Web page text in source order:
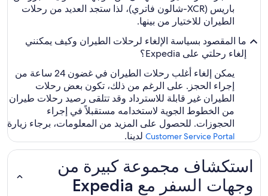
باريس (XCR-شالون فاتري)، لذا ستجد العديد من رحلات
الطيران للاختيار من بينها.
ما المقصود بسياسة الإلغاء لرحلات الطيران وكيف يمكنني
إلغاء رحلتي على Expedia؟
يمكن إلغاء أغلب رحلات الطيران في غضون 24 ساعة من
إجراء الحجز. على الرغم من ذلك، تكون بعض رحلات
الطيران غير قابلة للاسترداد وقد تتلقى رصيد رحلات طيران
من الخطوط الجوية لاستخدامه مستقبلاً في إجراء
الحجوزات. للحصول على المزيد من المعلومات، برجاء زيارة
Customer Service Portal لدينا.
استكشاف مجموعة كبيرة من
وجهات السفر مع Expedia